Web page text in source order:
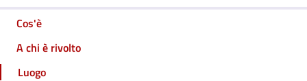
Cos'è
A chi è rivolto
Luogo